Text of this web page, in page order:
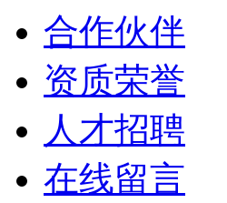
合作伙伴
资质荣誉
人才招聘
在线留言